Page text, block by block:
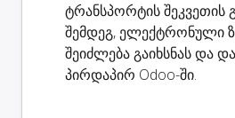
ტრანსპორტის შეკვეთის
შემდეგ, ელექტრონული
შეიძლება გაიხსნას და
პირდაპირ Odoo-ში.